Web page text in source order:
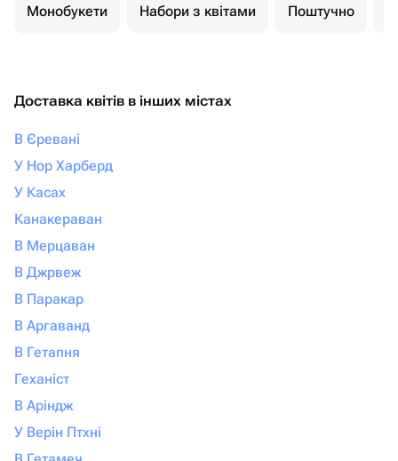
Монобукети Набори з квітами Поштучно
Доставка квітів в інших містах
В Єревані
У Нор Харберд
У Касах
Канакераван
В Мерцаван
В Джрвеж
В Паракар
В Аргаванд
В Гетапня
Геханіст
В Аріндж
У Верін Птхні